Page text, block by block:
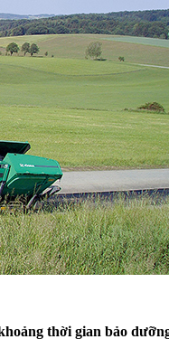
thời gian bảo